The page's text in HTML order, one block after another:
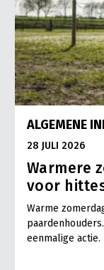
ALGEMENE
28 JULI 2026
Warmere
voor
Warme
eenmalige actie.